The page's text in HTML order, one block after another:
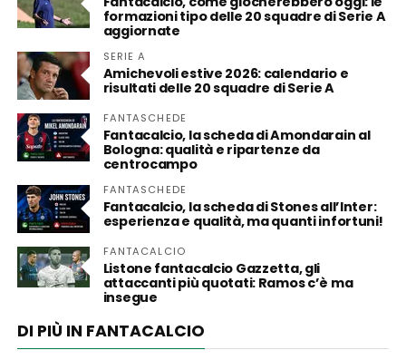
formazioni tipo delle 20 squadre di Serie A
aggiornate
SERIE A
Amichevoli estive 2026: calendario e
risultati delle 20 squadre di Serie A
FANTASCHEDE
Fantacalcio, la scheda di Amondarain al
Bologna: qualità e ripartenze da
centrocampo
FANTASCHEDE
Fantacalcio, la scheda di Stones all’Inter:
esperienza e qualità, ma quanti infortuni!
FANTACALCIO
Listone fantacalcio Gazzetta, gli
attaccanti più quotati: Ramos c’è ma
insegue
DI PIÙ IN FANTACALCIO